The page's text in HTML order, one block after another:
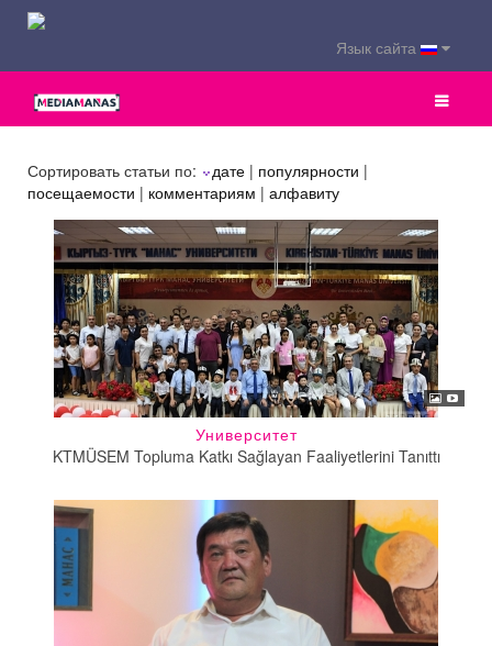
Язык сайта
Сортировать статьи по: дате | популярности |
посещаемости | комментариям | алфавиту
Университет
KTMÜSEM Topluma Katkı Sağlayan Faaliyetlerini Tanıttı